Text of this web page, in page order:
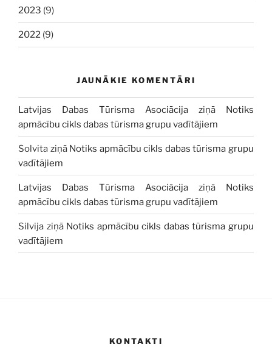
2023 (9)
2022 (9)
JAUNĀKIE KOMENTĀRI
Latvijas Dabas Tūrisma Asociācija ziņā Notiks
apmācību cikls dabas tūrisma grupu vadītājiem
Solvita ziņā Notiks apmācību cikls dabas tūrisma grupu
vadītājiem
Latvijas Dabas Tūrisma Asociācija ziņā Notiks
apmācību cikls dabas tūrisma grupu vadītājiem
Silvija ziņā Notiks apmācību cikls dabas tūrisma grupu
vadītājiem
KONTAKTI